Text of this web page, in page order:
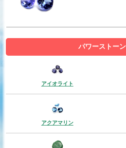
パワーストー
アイオライト
アクアマリン